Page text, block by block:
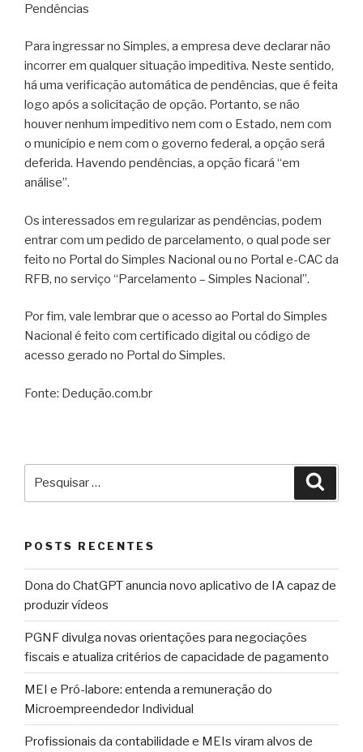
Pendências
Para ingressar no Simples, a empresa deve declarar não
incorrer em qualquer situação impeditiva. Neste sentido,
há uma verificação automática de pendências, que é feita
logo após a solicitação de opção. Portanto, se não
houver nenhum impeditivo nem com o Estado, nem com
o município e nem com o governo federal, a opção será
deferida. Havendo pendências, a opção ficará “em
análise”.
Os interessados em regularizar as pendências, podem
entrar com um pedido de parcelamento, o qual pode ser
feito no Portal do Simples Nacional ou no Portal e-CAC da
RFB, no serviço “Parcelamento – Simples Nacional”.
Por fim, vale lembrar que o acesso ao Portal do Simples
Nacional é feito com certificado digital ou código de
acesso gerado no Portal do Simples.
Fonte: Dedução.com.br
POSTS RECENTES
Dona do ChatGPT anuncia novo aplicativo de IA capaz de
produzir vídeos
PGNF divulga novas orientações para negociações
fiscais e atualiza critérios de capacidade de pagamento
MEI e Pró-labore: entenda a remuneração do
Microempreendedor Individual
Profissionais da contabilidade e MEIs viram alvos de